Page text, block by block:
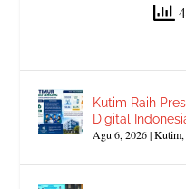
Kutim Raih
Digital
Agu 6, 2026|Kutim